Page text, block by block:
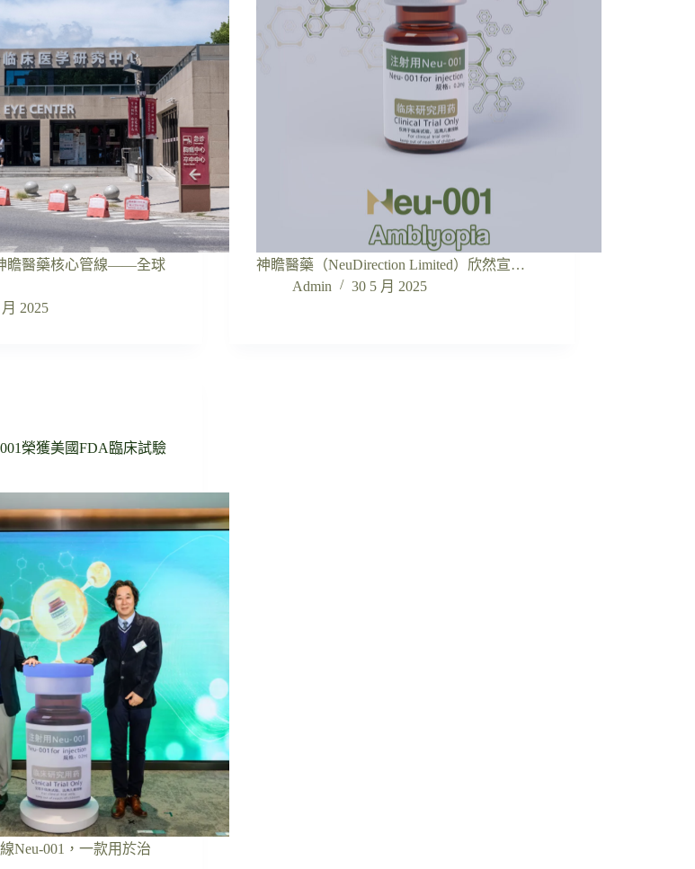
瞻醫藥核心管線——全球
2025
神瞻醫藥（NeuDirection Limited）欣然宣…
Admin
30 5 月 2025
榮獲美國FDA臨床試驗
Neu-001，一款用於治